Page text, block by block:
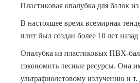
Пластиковая опалубка для балок
В настоящее время всемирная
плит был создан более 10 лет
Опалубка из пластиковых ПВХ-
сэкономить лесные ресурсы. Она
ультрафиолетовому излучению и т.